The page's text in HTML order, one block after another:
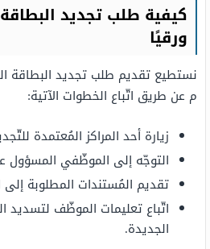
كيفية طلب تجديد
ورقيًا
نستطيع تقديم طلب تجديد البطاقة
م عن طريق اتّباع الخطوات الآتية:
زيارة أحد المراكز المُعتمدة
التوجّه إلى الموظّفي المسؤول
تقديم المُستندات المطلوبة
اتّباع تعليمات الموظّف لتسديد
الجديدة.